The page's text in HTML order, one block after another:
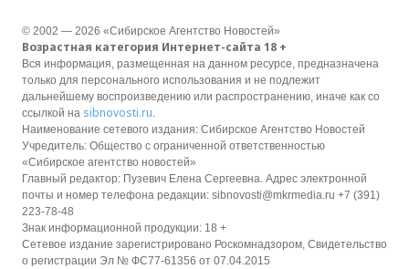
© 2002 — 2026 «Сибирское Агентство Новостей»
Возрастная категория Интернет-сайта 18 +
Вся информация, размещенная на данном ресурсе, предназначена
только для персонального использования и не подлежит
дальнейшему воспроизведению или распространению, иначе как со
ссылкой на sibnovosti.ru
Наименование сетевого издания: Сибирское Агентство Новостей
Учредитель: Общество с ограниченной ответственностью
«Сибирское агентство новостей»
Главный редактор: Пузевич Елена Сергеевна. Адрес электронной
почты и номер телефона редакции: sibnovosti@mkrmedia.ru +7 (391)
223-78-48
Знак информационной продукции: 18 +
Сетевое издание зарегистрировано Роскомнадзором, Свидетельство
о регистрации Эл № ФС77-61356 от 07.04.2015